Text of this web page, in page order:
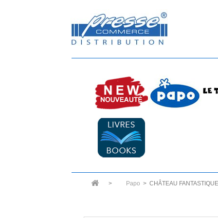
> Papo > CHÂTEAU FANTASTIQUE